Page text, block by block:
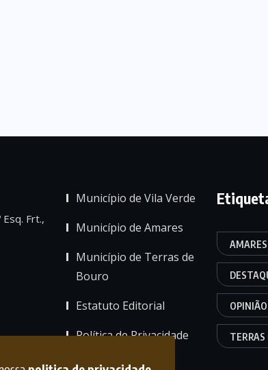
Esq. Frt.,
Município de Vila Verde
Município de Amares
Município de Terras de
Bouro
Estatuto Editorial
Política de Privacidade
AMARES
OPINIÃO
TERRAS